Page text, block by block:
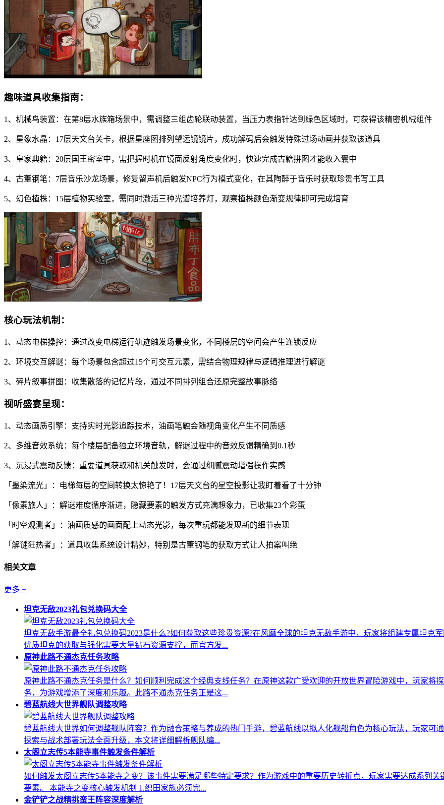
趣味道具收集指南：
1、机械鸟装置：在第8层水族箱场景中，需调整三组齿轮联动装置，当压力表指针达到绿色区域时，可获得该精密机械组件
2、星象水晶：17层天文台关卡，根据星座图排列望远镜镜片，成功解码后会触发特殊过场动画并获取该道具
3、皇家典籍：20层国王密室中，需把握时机在镜面反射角度变化时，快速完成古籍拼图才能收入囊中
4、古董钢笔：7层音乐沙龙场景，修复留声机后触发NPC行为模式变化，在其陶醉于音乐时获取珍贵书写工具
5、幻色植株：15层植物实验室，需同时激活三种光谱培养灯，观察植株颜色渐变规律即可完成培育
核心玩法机制：
1、动态电梯操控：通过改变电梯运行轨迹触发场景变化，不同楼层的空间会产生连锁反应
2、环境交互解谜：每个场景包含超过15个可交互元素，需结合物理规律与逻辑推理进行解谜
3、碎片叙事拼图：收集散落的记忆片段，通过不同排列组合还原完整故事脉络
视听盛宴呈现：
1、动态画质引擎：支持实时光影追踪技术，油画笔触会随视角变化产生不同质感
2、多维音效系统：每个楼层配备独立环境音轨，解谜过程中的音效反馈精确到0.1秒
3、沉浸式震动反馈：重要道具获取和机关触发时，会通过细腻震动增强操作实感
「墨染流光」：电梯每层的空间转换太惊艳了！17层天文台的星空投影让我盯着看了十分钟
「像素旅人」：解谜难度循序渐进，隐藏要素的触发方式充满想象力，已收集23个彩蛋
「时空观测者」：油画质感的画面配上动态光影，每次重玩都能发现新的细节表现
「解谜狂热者」：道具收集系统设计精妙，特别是古董钢笔的获取方式让人拍案叫绝
相关文章
更多 +
坦克无敌2023礼包兑换码大全
坦克无敌手游最全礼包兑换码2023是什么?如何获取这些珍贵资源?在风靡全球的坦克无敌手游中，玩家将组建专属坦克
优质坦克的获取与强化需要大量钻石资源支撑，而官方发...
原神此路不通杰克任务攻略
原神此路不通杰克任务是什么？如何顺利完成这个经典支线任务？在原神这款广受欢迎的开放世界冒险游戏中，玩家将
务，为游戏增添了深度和乐趣。此路不通杰克任务正是这...
碧蓝航线大世界舰队调整攻略
碧蓝航线大世界如何调整舰队阵容？作为融合策略与养成的热门手游，碧蓝航线以拟人化舰船角色为核心玩法，玩家可
探索与战术部署玩法全面升级，本文将详细解析舰队编...
太阁立志传5本能寺事件触发条件解析
如何触发太阁立志传5本能寺之变？该事件需要满足哪些特定要求？作为游戏中的重要历史转折点，玩家需要达成系列
要素。 本能寺之变核心触发机制 1.织田家族必须完...
金铲铲之战精挑蛮王阵容深度解析